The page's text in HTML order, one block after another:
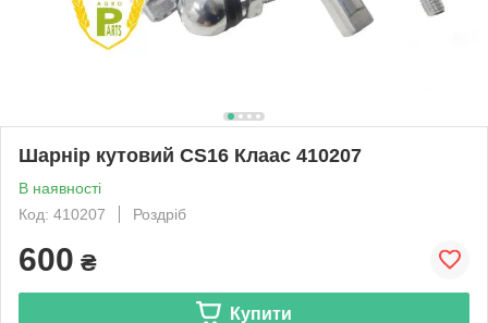
Шарнір кутовий CS16 Клаас 410207
В наявності
Код: 410207
Роздріб
600 ₴
Купити